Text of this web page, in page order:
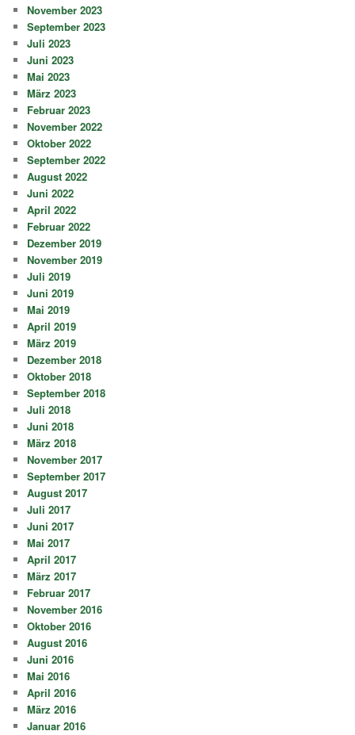
November 2023
September 2023
Juli 2023
Juni 2023
Mai 2023
März 2023
Februar 2023
November 2022
Oktober 2022
September 2022
August 2022
Juni 2022
April 2022
Februar 2022
Dezember 2019
November 2019
Juli 2019
Juni 2019
Mai 2019
April 2019
März 2019
Dezember 2018
Oktober 2018
September 2018
Juli 2018
Juni 2018
März 2018
November 2017
September 2017
August 2017
Juli 2017
Juni 2017
Mai 2017
April 2017
März 2017
Februar 2017
November 2016
Oktober 2016
August 2016
Juni 2016
Mai 2016
April 2016
März 2016
Januar 2016